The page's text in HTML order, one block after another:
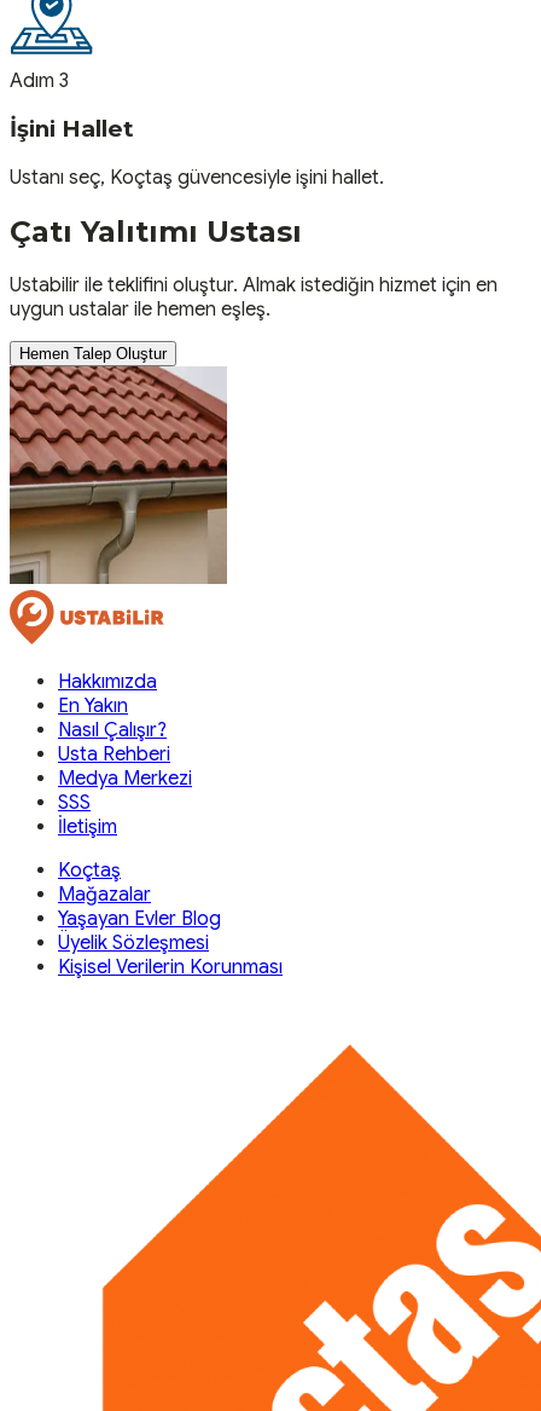
Adım 3
İşini Hallet
Ustanı seç, Koçtaş güvencesiyle işini hallet.
Çatı Yalıtımı Ustası
Ustabilir ile teklifini oluştur. Almak istediğin hizmet için en
uygun ustalar ile hemen eşleş.
Hemen Talep Oluştur
Hakkımızda
En Yakın
Nasıl Çalışır?
Usta Rehberi
Medya Merkezi
SSS
İletişim
Koçtaş
Mağazalar
Yaşayan Evler Blog
Üyelik Sözleşmesi
Kişisel Verilerin Korunması